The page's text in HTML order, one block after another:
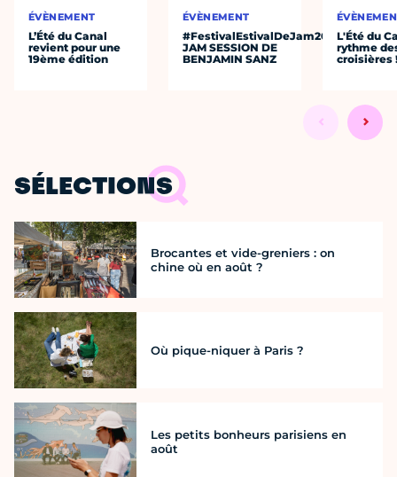
ÉVÈNEMENT
L’Été du Canal
revient pour une
19ème édition
ÉVÈNEMENT
#FestivalEstivalDeJam2026
JAM SESSION DE
BENJAMIN SANZ
L'Été du
rythme
croisières
SÉLECTIONS
Brocantes et vide-greniers : on
chine où en août ?
Où pique-niquer à Paris ?
Les petits bonheurs parisiens en
août